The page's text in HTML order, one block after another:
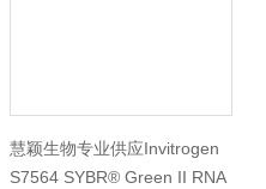
慧颖生物专业供应Invitrogen
S7564 SYBR® Green II RNA